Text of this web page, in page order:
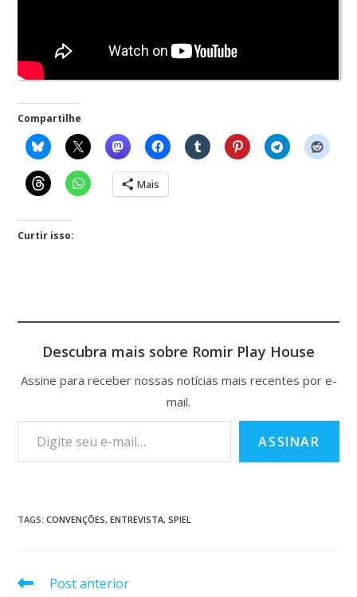
Compartilhe
Mais
Curtir isso:
Descubra mais sobre Romir Play House
Assine para receber nossas notícias mais recentes por e-
mail.
ASSINAR
TAGS:CONVENÇÕES, ENTREVISTA, SPIEL
Post anterior